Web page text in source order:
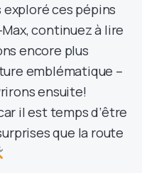
ces pépins
continuez à lire
encore plus
emblématique –
ensuite!
il est temps d’être
que la route